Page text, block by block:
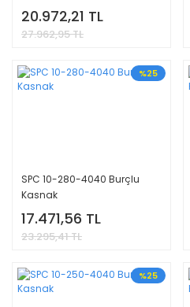
20.972,21 TL
27.962,95 TL
%25
SPC 10-280-4040 Burçlu
Kasnak
17.471,56 TL
23.295,41 TL
%25